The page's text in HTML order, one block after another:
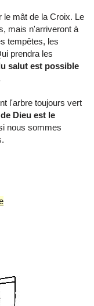
le mât de la Croix. Le
mais n'arriveront à
tempêtes, les
prendra les
salut est possible
l'arbre toujours vert
Dieu est le
nous sommes